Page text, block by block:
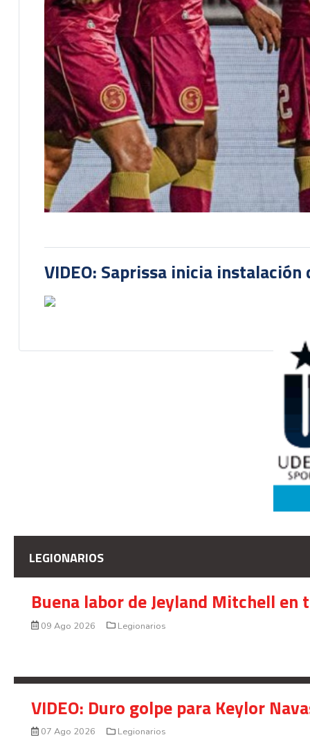
VIDEO: Saprissa inicia
LEGIONARIOS
Buena labor de Jeyland Mitchell
09 Ago 2026 Legionarios
VIDEO: Duro golpe para Keylor
07 Ago 2026 Legionarios